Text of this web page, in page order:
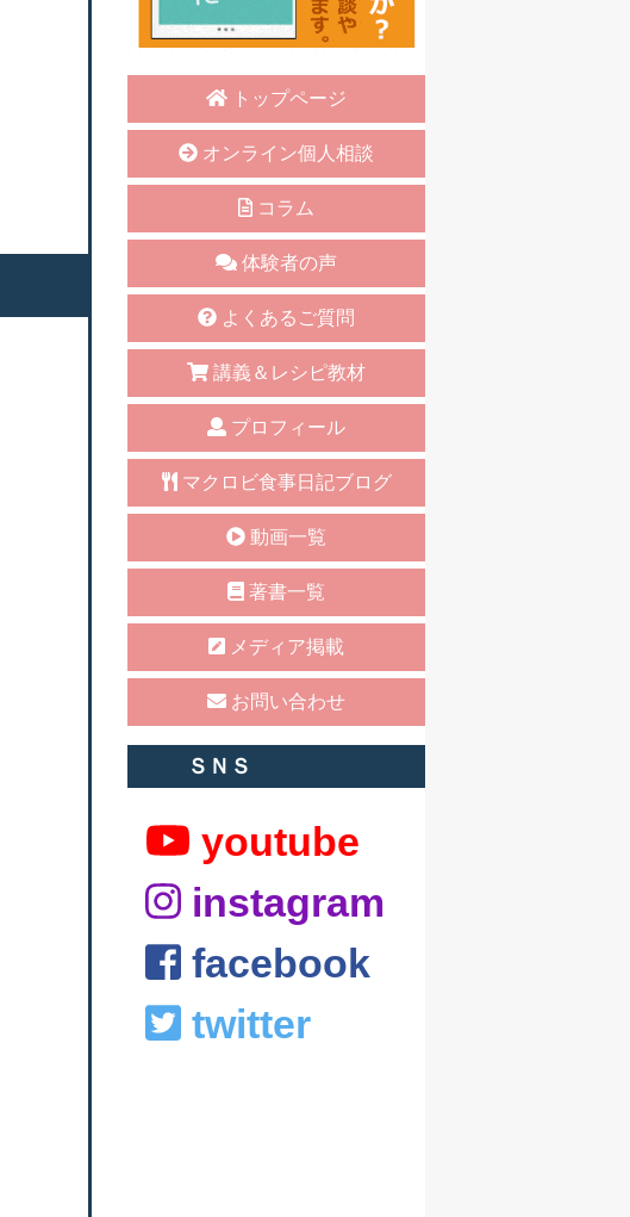
トップページ
オンライン個人相談
コラム
体験者の声
よくあるご質問
講義＆レシピ教材
プロフィール
マクロビ食事日記ブログ
動画一覧
著書一覧
メディア掲載
お問い合わせ
ＳＮＳ
youtube
instagram
facebook
twitter